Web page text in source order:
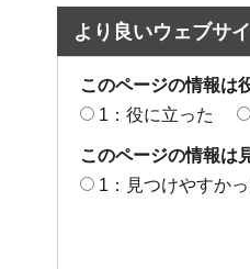
より良いウェブサ
このページの情報は
1：役に立った
このページの情報は
1：見つけやすか